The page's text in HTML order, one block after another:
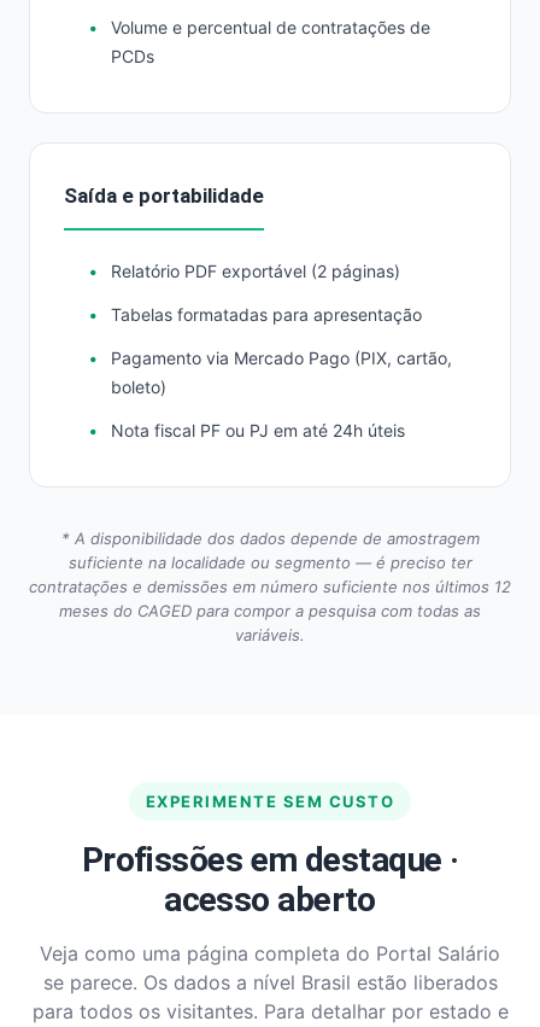
Volume e percentual de contratações de
PCDs
Saída e portabilidade
Relatório PDF exportável (2 páginas)
Tabelas formatadas para apresentação
Pagamento via Mercado Pago (PIX, cartão,
boleto)
Nota fiscal PF ou PJ em até 24h úteis
* A disponibilidade dos dados depende de amostragem
suficiente na localidade ou segmento — é preciso ter
contratações e demissões em número suficiente nos últimos 12
meses do CAGED para compor a pesquisa com todas as
variáveis.
EXPERIMENTE SEM CUSTO
Profissões em destaque ·
acesso aberto
Veja como uma página completa do Portal Salário
se parece. Os dados a nível Brasil estão liberados
para todos os visitantes. Para detalhar por estado e